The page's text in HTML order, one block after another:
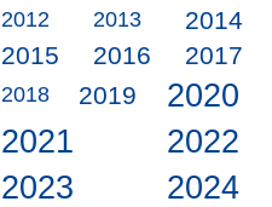
2012
2013
2014
2015
2016 2017
2018 2019
2020
2021
2022
2023
2024